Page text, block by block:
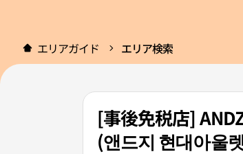
エリアガイド エリア検索
[事後免税店]
(앤드지 현대아울